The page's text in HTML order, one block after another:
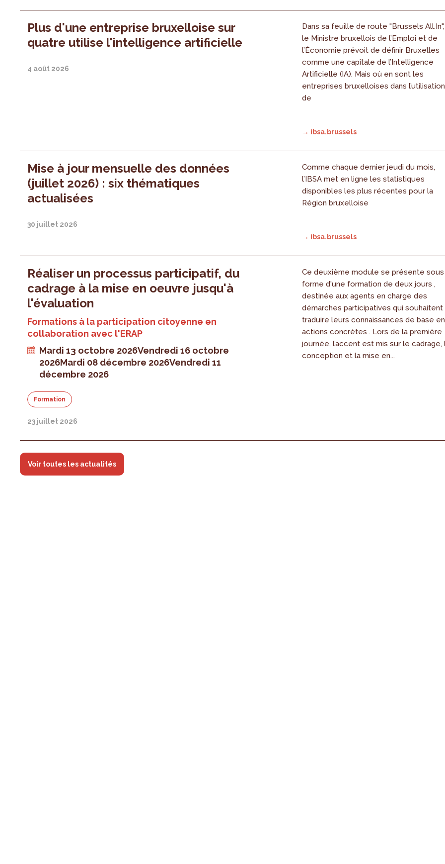
Plus d'une entreprise bruxelloise sur
quatre utilise l'intelligence artificielle
4 août 2026
Dans sa feuille de route "Brussels All.In",
le Ministre bruxellois de l’Emploi et de
l’Économie prévoit de définir Bruxelles
comme une capitale de l’Intelligence
Artificielle (IA). Mais où en sont les
entreprises bruxelloises dans l’utilisation
de
→ ibsa.brussels
Mise à jour mensuelle des données
(juillet 2026) : six thématiques
actualisées
30 juillet 2026
Comme chaque dernier jeudi du mois,
l’IBSA met en ligne les statistiques
disponibles les plus récentes pour la
Région bruxelloise
→ ibsa.brussels
Réaliser un processus participatif, du
cadrage à la mise en oeuvre jusqu'à
l'évaluation
Formations à la participation citoyenne en
collaboration avec l'ERAP
Mardi 13 octobre 2026Vendredi 16 octobre
2026Mardi 08 décembre 2026Vendredi 11
décembre 2026
Formation
23 juillet 2026
Ce deuxième module se présente sous
forme d'une formation de deux jours ,
destinée aux agents en charge des
démarches participatives qui souhaitent
traduire leurs connaissances de base en
actions concrètes . Lors de la première
journée, l’accent est mis sur le cadrage,
conception et la mise en...
Voir toutes les actualités